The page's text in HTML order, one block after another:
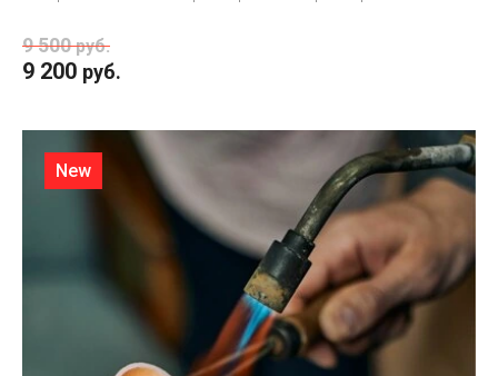
9 500 руб.
9 200 руб.
New